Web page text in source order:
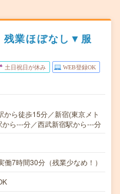
残業ほぼなし▼服
土日祝日が休み WEB登録OK
ら徒歩15分／新宿(東京メト
ら---分／西武新宿駅から---分
7時間30分（残業少なめ！）